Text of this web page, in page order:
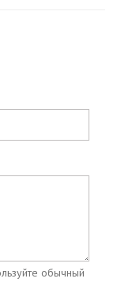
обычный